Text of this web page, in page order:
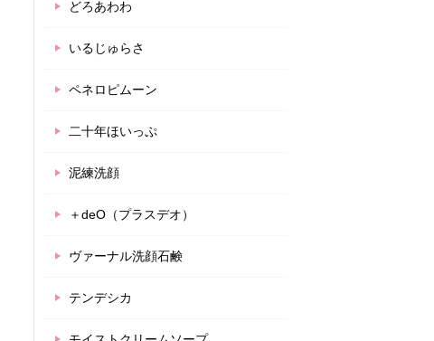
どろあわわ
いるじゅらさ
ペネロピムーン
二十年ほいっぷ
泥練洗顔
＋deO（プラスデオ）
ヴァーナル洗顔石鹸
テンデシカ